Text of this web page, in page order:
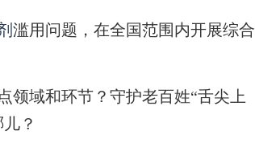
滥用问题，在全国范围内开展综合
领域和环节？守护老百姓“舌尖上
？